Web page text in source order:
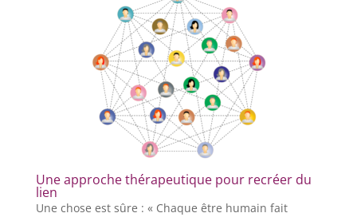
Une approche thérapeutique pour recréer du
lien
Une chose est sûre : « Chaque être humain fait